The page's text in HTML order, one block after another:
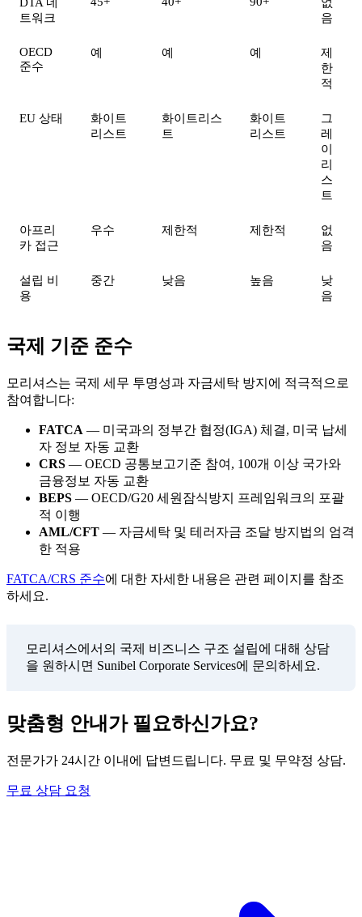
트워크
음
OECD
준수
예 예 예
제
한
적
EU 상태
화이트
리스트
화이트리스
트
화이트
리스트
그
레
이
리
스
트
아프리
카 접근
우수 제한적 제한적
없
음
설립 비
용
중간 낮음 높음
낮
음
국제 기준 준수
모리셔스는 국제 세무 투명성과 자금세탁 방지에 적극적으로
참여합니다:
FATCA — 미국과의 정부간 협정(IGA) 체결, 미국 납세
자 정보 자동 교환
CRS — OECD 공통보고기준 참여, 100개 이상 국가와
금융정보 자동 교환
BEPS — OECD/G20 세원잠식방지 프레임워크의 포괄
적 이행
AML/CFT — 자금세탁 및 테러자금 조달 방지법의 엄격
한 적용
FATCA/CRS 준수에 대한 자세한 내용은 관련 페이지를 참조
하세요.
모리셔스에서의 국제 비즈니스 구조 설립에 대해 상담
을 원하시면 Sunibel Corporate Services에 문의하세요.
맞춤형 안내가 필요하신가요?
전문가가 24시간 이내에 답변드립니다. 무료 및 무약정 상담.
무료 상담 요청